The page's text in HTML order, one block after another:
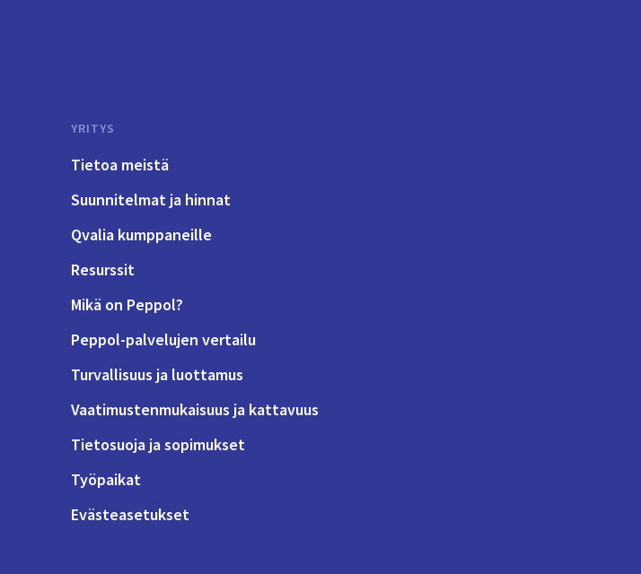
YRITYS
Tietoa meistä
Suunnitelmat ja hinnat
Qvalia kumppaneille
Resurssit
Mikä on Peppol?
Peppol-palvelujen vertailu
Turvallisuus ja luottamus
Vaatimustenmukaisuus ja kattavuus
Tietosuoja ja sopimukset
Työpaikat
Evästeasetukset